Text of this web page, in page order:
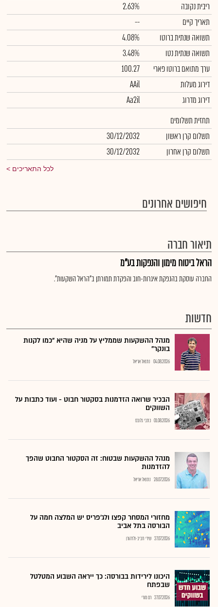
ריבית נקובה
2.63%
תאריך קיים
--
תשואה שנתית ברוטו
4.08%
תשואה שנתית נטו
3.48%
ערך מתואם ברוטו פארי
100.27
דירוג מעלות
AAil
דירוג מדרוג
Aa2il
תחזית תשלומים
תשלום קרן ראשון
30/12/2032
תשלום קרן אחרון
30/12/2032
לכל התאריכים
חיפושים אחרונים
תיאור חברה
הראל ביטוח מימון והנפקות בע"מ
החברה עוסקת בהנפקת איגרות-חוב והפקדת תמורתן ב"הראל השקעות".
חדשות
מנהל ההשקעות שממליץ על מניה שהיא "כמו לקנות
בונקר"
04.08.2026 נתנאל אריאל
הבכיר שרואה הזדמנות בסקטור חבוט - ועוד כתבות על
השווקים
01.08.2026 כתבי גלובס
מנהל ההשקעות שבטוח: זה הסקטור החבוט שהפך
להזדמנות
28.07.2026 נתנאל אריאל
מחזורי המסחר קפצו ולג'פריס יש המלצה חמה על
הבורסה בתל אביב
27.07.2026 שירי חביב-ולדהורן
היכונו לירידות בבורסה: כך ייראה השבוע המטלטל
שבפתח
27.07.2026 רם מורי